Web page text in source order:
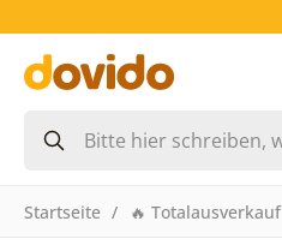
Startseite 🔥 Totalausverkauf